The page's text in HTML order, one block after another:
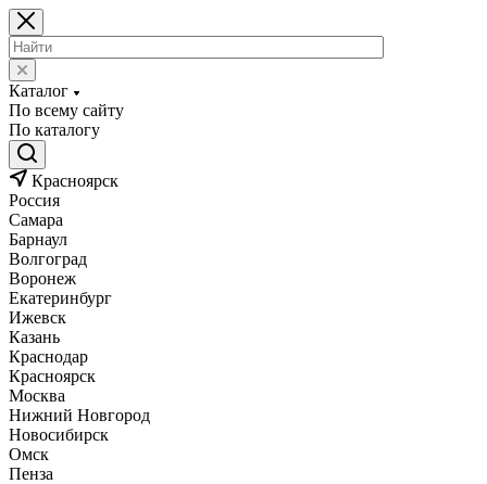
Каталог
По всему сайту
По каталогу
Красноярск
Россия
Самара
Барнаул
Волгоград
Воронеж
Екатеринбург
Ижевск
Казань
Краснодар
Красноярск
Москва
Нижний Новгород
Новосибирск
Омск
Пенза